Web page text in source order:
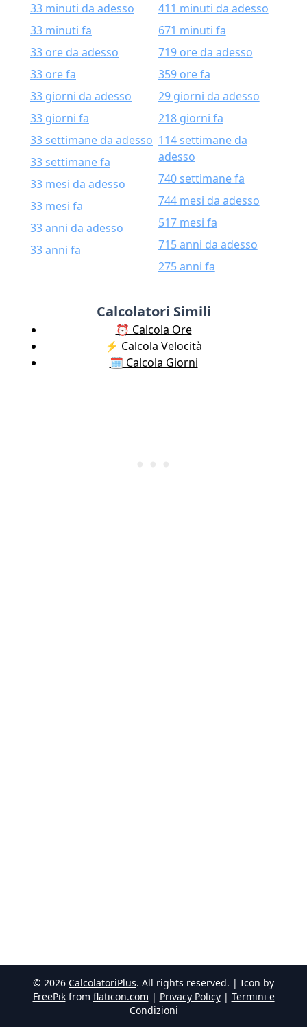
33 minuti da adesso
33 minuti fa
33 ore da adesso
33 ore fa
33 giorni da adesso
33 giorni fa
33 settimane da adesso
33 settimane fa
33 mesi da adesso
33 mesi fa
33 anni da adesso
33 anni fa
411 minuti da adesso
671 minuti fa
719 ore da adesso
359 ore fa
29 giorni da adesso
218 giorni fa
114 settimane da
adesso
740 settimane fa
744 mesi da adesso
517 mesi fa
715 anni da adesso
275 anni fa
Calcolatori Simili
⏰ Calcola Ore
⚡️ Calcola Velocità
🗓️ Calcola Giorni
© 2026 CalcolatoriPlus. All rights reserved. | Icon by
FreePik from flaticon.com | Privacy Policy| Termini e
Condizioni